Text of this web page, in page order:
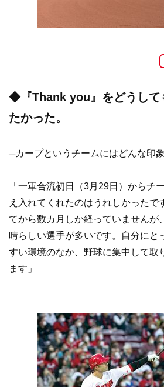
◆『Thank you』をどうして
たかった。
─カープというチームにはどんな印
「一軍合流初日（3月29日）からチ
え入れてくれたのはうれしかったで
てから数カ月しか経っていませんが
晴らしい選手が多いです。自分にと
すい環境のなか、野球に集中して取
ます」